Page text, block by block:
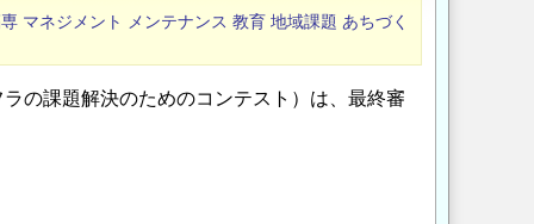
マネジメント メンテナンス 教育 地域課題 あちづく
の課題解決のためのコンテスト）は、最終審